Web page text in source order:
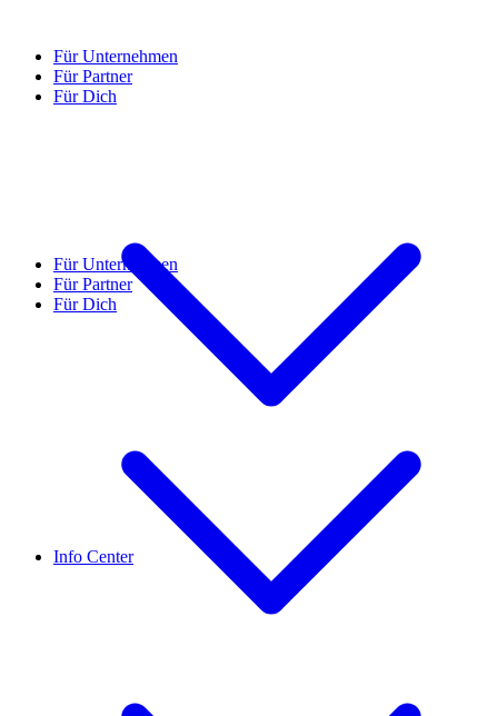
Für Unternehmen
Für Partner
Für Dich
Info Center
Für Unternehmen
Für Partner
Für Dich